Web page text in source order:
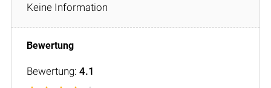
Keine Information
Bewertung: 4.1